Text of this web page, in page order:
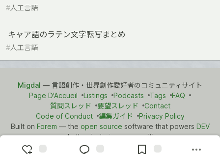
#人工言語
キャア語のラテン文字転写まとめ
#人工言語
Migdal — 言語創作・世界創作愛好者のコミュニティサイト
Page D'Accueil
Listings Podcasts Tags
FAQ
質問スレッド
要望スレッド
Contact
Code of Conduct
編集ガイド
Privacy Policy
Built on Forem — the open source software that powers DEV
and other inclusive communities.
Made with love andRuby on Rails . Migdal©2021 - 2026.